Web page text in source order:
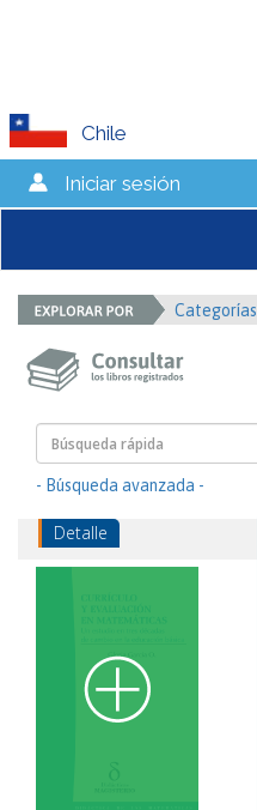
Chile
Iniciar sesión
Categorías
- Búsqueda avanzada -
Detalle